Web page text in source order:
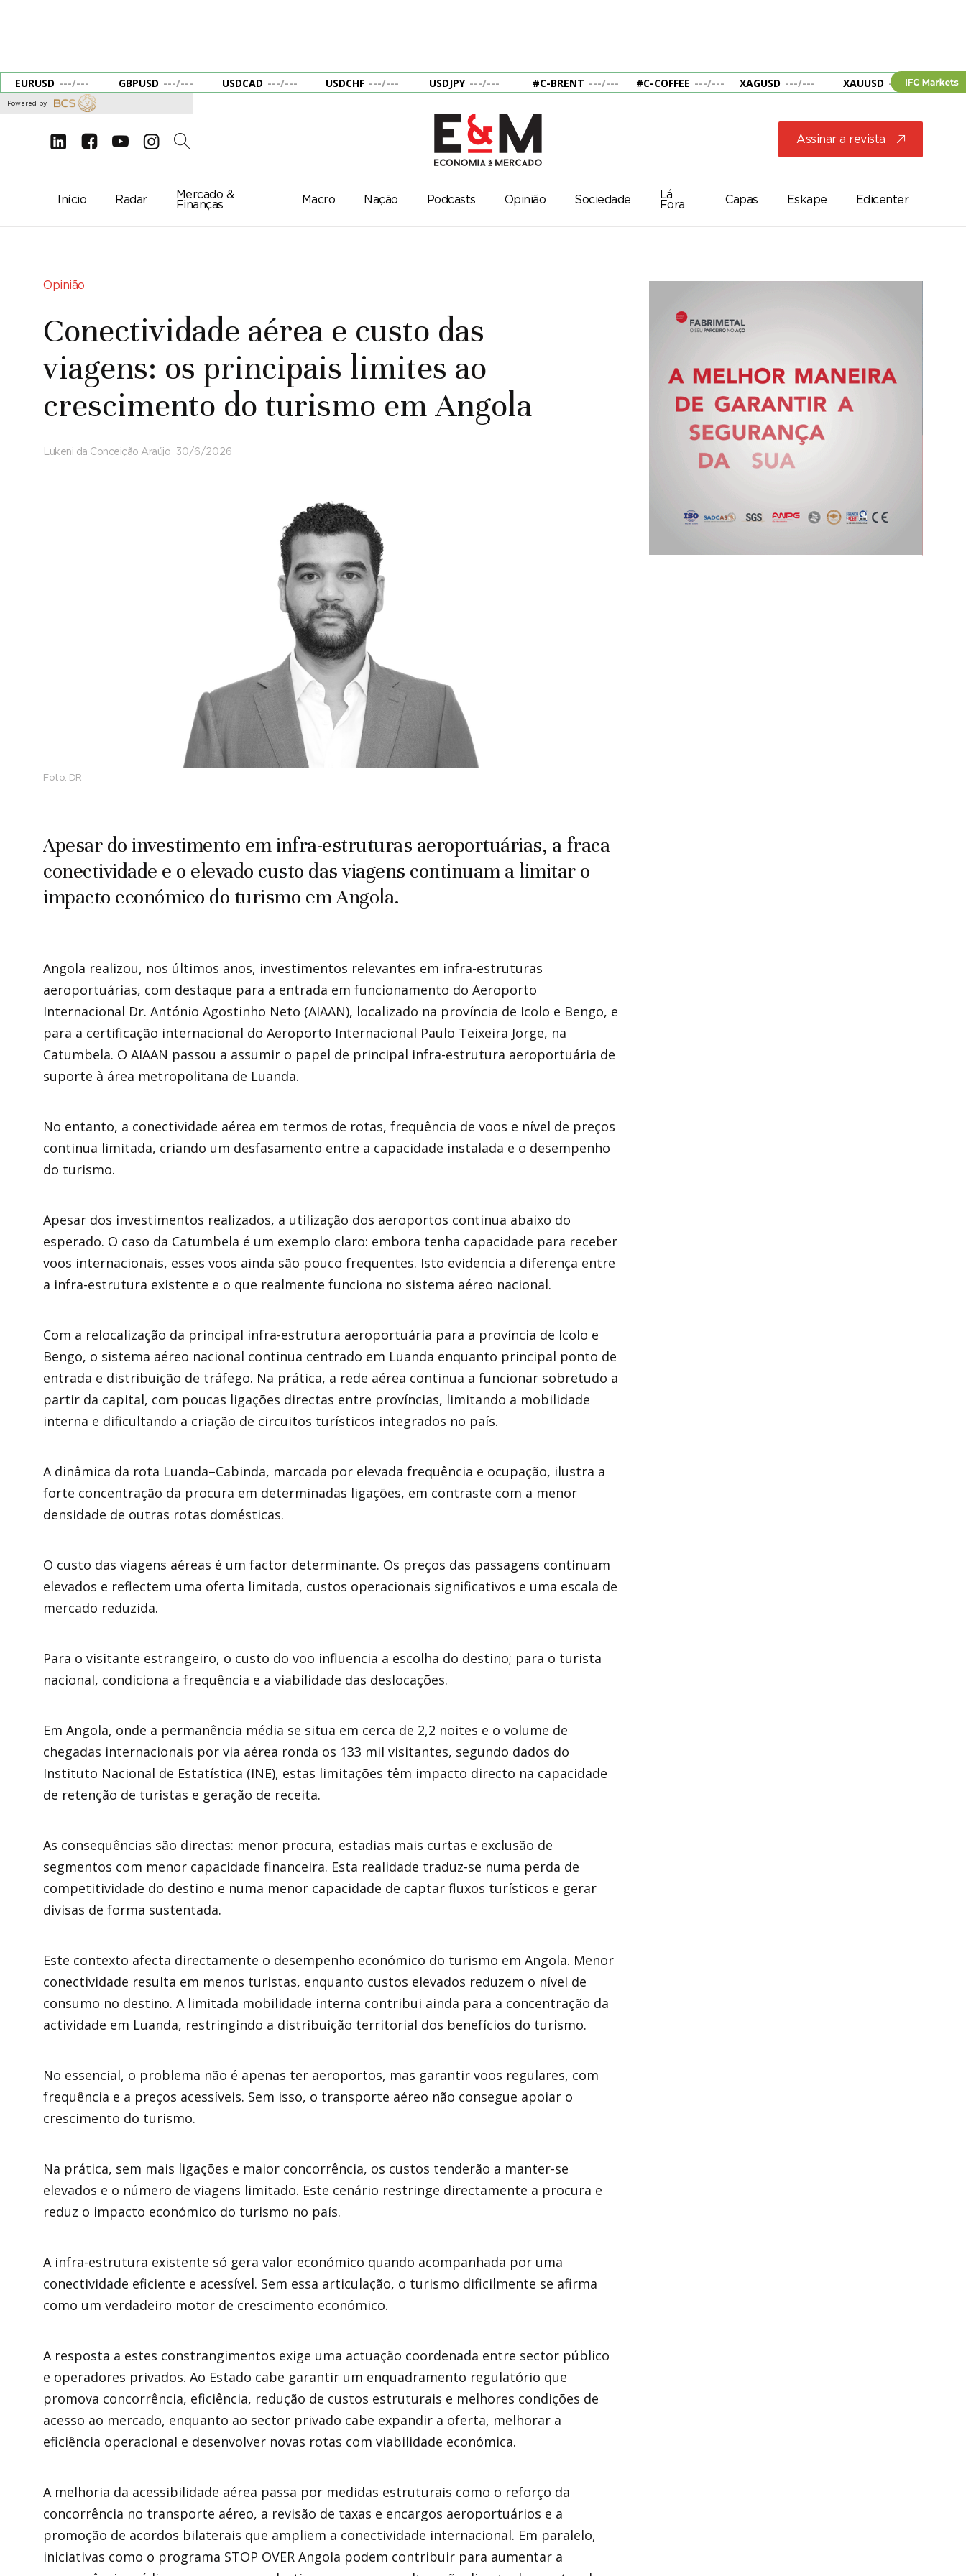
EURUSD ---/--- GBPUSD ---/--- USDCAD ---/--- USDCHF ---/--- USDJPY ---/--- #C-BRENT ---/--- #C-COFFEE ---/--- XAGUSD ---/--- XAUUSD --- ---
Powered by
d e g c 2 Assinar a revista j
Início Radar
Mercado &
Finanças
Macro Nação Podcasts Opinião Sociedade
Lá
Fora
Capas Eskape Edicenter
Opinião
Conectividade aérea e custo das
viagens: os principais limites ao
crescimento do turismo em Angola
Lukeni da Conceição Araújo 30/6/2026
Foto: DR
Apesar do investimento em infra-estruturas aeroportuárias, a fraca
conectividade e o elevado custo das viagens continuam a limitar o
impacto económico do turismo em Angola.
Angola realizou, nos últimos anos, investimentos relevantes em infra-estruturas
aeroportuárias, com destaque para a entrada em funcionamento do Aeroporto
Internacional Dr. António Agostinho Neto (AIAAN), localizado na província de Icolo e Bengo, e
para a certificação internacional do Aeroporto Internacional Paulo Teixeira Jorge, na
Catumbela. O AIAAN passou a assumir o papel de principal infra-estrutura aeroportuária de
suporte à área metropolitana de Luanda.
No entanto, a conectividade aérea em termos de rotas, frequência de voos e nível de preços
continua limitada, criando um desfasamento entre a capacidade instalada e o desempenho
do turismo.
Apesar dos investimentos realizados, a utilização dos aeroportos continua abaixo do
esperado. O caso da Catumbela é um exemplo claro: embora tenha capacidade para receber
voos internacionais, esses voos ainda são pouco frequentes. Isto evidencia a diferença entre
a infra-estrutura existente e o que realmente funciona no sistema aéreo nacional.
Com a relocalização da principal infra-estrutura aeroportuária para a província de Icolo e
Bengo, o sistema aéreo nacional continua centrado em Luanda enquanto principal ponto de
entrada e distribuição de tráfego. Na prática, a rede aérea continua a funcionar sobretudo a
partir da capital, com poucas ligações directas entre províncias, limitando a mobilidade
interna e dificultando a criação de circuitos turísticos integrados no país.
A dinâmica da rota Luanda–Cabinda, marcada por elevada frequência e ocupação, ilustra a
forte concentração da procura em determinadas ligações, em contraste com a menor
densidade de outras rotas domésticas.
O custo das viagens aéreas é um factor determinante. Os preços das passagens continuam
elevados e reflectem uma oferta limitada, custos operacionais significativos e uma escala de
mercado reduzida.
Para o visitante estrangeiro, o custo do voo influencia a escolha do destino; para o turista
nacional, condiciona a frequência e a viabilidade das deslocações.
Em Angola, onde a permanência média se situa em cerca de 2,2 noites e o volume de
chegadas internacionais por via aérea ronda os 133 mil visitantes, segundo dados do
Instituto Nacional de Estatística (INE), estas limitações têm impacto directo na capacidade
de retenção de turistas e geração de receita.
As consequências são directas: menor procura, estadias mais curtas e exclusão de
segmentos com menor capacidade financeira. Esta realidade traduz-se numa perda de
competitividade do destino e numa menor capacidade de captar fluxos turísticos e gerar
divisas de forma sustentada.
Este contexto afecta directamente o desempenho económico do turismo em Angola. Menor
conectividade resulta em menos turistas, enquanto custos elevados reduzem o nível de
consumo no destino. A limitada mobilidade interna contribui ainda para a concentração da
actividade em Luanda, restringindo a distribuição territorial dos benefícios do turismo.
No essencial, o problema não é apenas ter aeroportos, mas garantir voos regulares, com
frequência e a preços acessíveis. Sem isso, o transporte aéreo não consegue apoiar o
crescimento do turismo.
Na prática, sem mais ligações e maior concorrência, os custos tenderão a manter-se
elevados e o número de viagens limitado. Este cenário restringe directamente a procura e
reduz o impacto económico do turismo no país.
A infra-estrutura existente só gera valor económico quando acompanhada por uma
conectividade eficiente e acessível. Sem essa articulação, o turismo dificilmente se afirma
como um verdadeiro motor de crescimento económico.
A resposta a estes constrangimentos exige uma actuação coordenada entre sector público
e operadores privados. Ao Estado cabe garantir um enquadramento regulatório que
promova concorrência, eficiência, redução de custos estruturais e melhores condições de
acesso ao mercado, enquanto ao sector privado cabe expandir a oferta, melhorar a
eficiência operacional e desenvolver novas rotas com viabilidade económica.
A melhoria da acessibilidade aérea passa por medidas estruturais como o reforço da
concorrência no transporte aéreo, a revisão de taxas e encargos aeroportuários e a
promoção de acordos bilaterais que ampliem a conectividade internacional. Em paralelo,
iniciativas como o programa STOP OVER Angola podem contribuir para aumentar a